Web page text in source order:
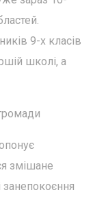
9-х класів
школі, а
змішане